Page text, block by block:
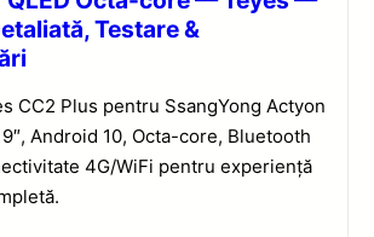
Testare &
CC2 Plus pentru SsangYong Actyon
Android 10, Octa-core, Bluetooth
4G/WiFi pentru experiență